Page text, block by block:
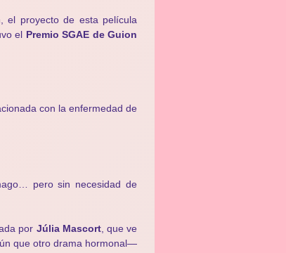
el proyecto de esta película
el Premio SGAE de Guion
con la enfermedad de
pero sin necesidad de
por Júlia Mascort, que ve
que otro drama hormonal—